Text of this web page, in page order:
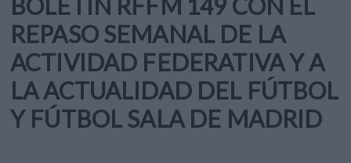
REPASO SEMANAL DE LA
ACTIVIDAD FEDERATIVA Y A
LA ACTUALIDAD DEL FÚTBOL
Y FÚTBOL SALA DE MADRID